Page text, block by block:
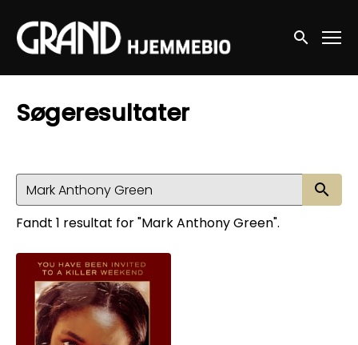
Accessibility Links
Søg nu
Søgeresultater
Fandt 1 resultat for "Mark Anthony Green".